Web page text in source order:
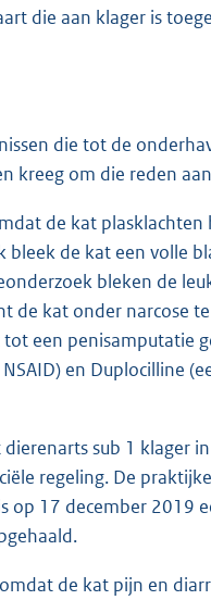
die aan klager is
die tot de
kreeg om die reden
de kat
de kat een volle
bleken de
de kat onder narcose
een penisamputatie
en Duplocilline
sub 1 klager
regeling. De
op 17 december 2019
de kat pijn en